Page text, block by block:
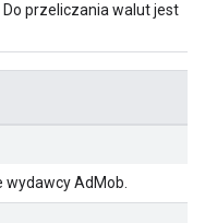
przeliczania walut jest
AdMob.